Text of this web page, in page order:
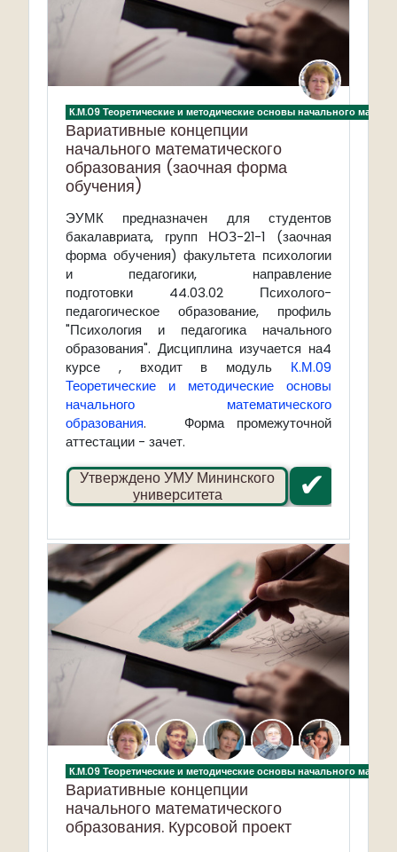
К.М.09 Теоретические и методические основы начального
Вариативные концепции
начального математического
образования (заочная форма
обучения)
ЭУМК предназначен для студентов
бакалавриата, групп НОЗ-21-1 (заочная
форма обучения) факультета психологии
и педагогики, направление
подготовки 44.03.02 Психолого-
педагогическое образование, профиль
"Психология и педагогика начального
образования". Дисциплина изучается на4
курсе , входит в модуль
К.М.09
Теоретические и методические основы
начального математического
образования. Форма промежуточной
аттестации - зачет.
Утверждено УМУ Мининского
университета
✔
К.М.09 Теоретические и методические основы начального
Вариативные концепции
начального математического
образования. Курсовой проект